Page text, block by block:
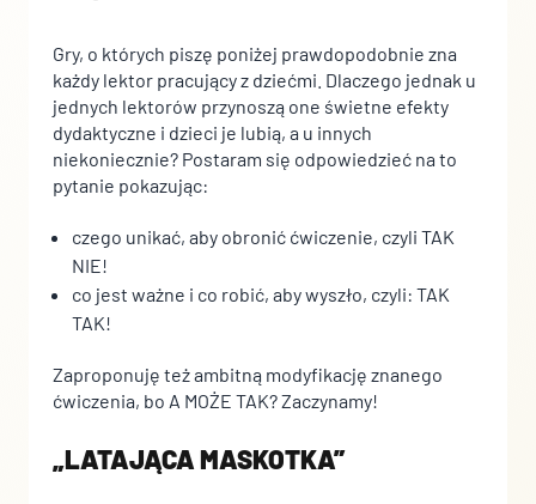
Gry, o których piszę poniżej prawdopodobnie zna
każdy lektor pracujący z dziećmi. Dlaczego jednak u
jednych lektorów przynoszą one świetne efekty
dydaktyczne i dzieci je lubią, a u innych
niekoniecznie? Postaram się odpowiedzieć na to
pytanie pokazując:
czego unikać, aby obronić ćwiczenie, czyli TAK
NIE!
co jest ważne i co robić, aby wyszło, czyli: TAK
TAK!
Zaproponuję też ambitną modyfikację znanego
ćwiczenia, bo A MOŻE TAK? Zaczynamy!
„LATAJĄCA MASKOTKA”
funkcjonowanie strony, np. preferowany język lub region, w
którym znajduje się użytkownik.
Statystyka
Statystyczne pliki cookie pomagają właścicielem stron
zachowują się na stronie, gromadząc i zgłaszając anonimowe
informacje.
Marketing
Marketingowe pliki cookie stosowane są w celu śledzenia
użytkowników na stronach internetowych. Celem jest
wyświetlanie reklam, które są istotne i interesujące dla
wydawców i reklamodawców strony trzeciej.